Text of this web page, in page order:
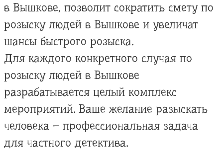
в Вышкове, позволит сократить смету по
розыску людей в Вышкове и увеличат
шансы быстрого розыска.
Для каждого конкретного случая по
розыску людей в Вышкове
разрабатывается целый комплекс
мероприятий. Ваше желание разыскать
человека – профессиональная задача
для частного детектива.